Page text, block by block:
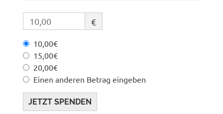
€
10,00€
15,00€
20,00€
Einen anderen Betrag eingeben
JETZT SPENDEN